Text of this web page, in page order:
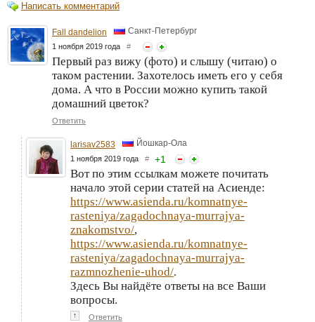
Написать комментарий
Fall dandelion Санкт-Петербург
1 ноября 2019 года #
Первый раз вижу (фото) и слышу (читаю) о
таком растении. Захотелось иметь его у себя
дома. А что в России можно купить такой
домашний цветок?
Ответить
larisav2583 Йошкар-Ола
1 ноября 2019 года # +1
Вот по этим ссылкам можете почитать
начало этой серии статей на Асиенде:
https://www.asienda.ru/komnatnye-
rasteniya/zagadochnaya-murrajya-
znakomstvo/,
https://www.asienda.ru/komnatnye-
rasteniya/zagadochnaya-murrajya-
razmnozhenie-uhod/.
Здесь Вы найдёте ответы на все Ваши
вопросы.
↑ Ответить